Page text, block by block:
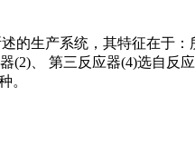
的生产系统，其特征在于：
(2)、 第三反应器(4)选自反
。